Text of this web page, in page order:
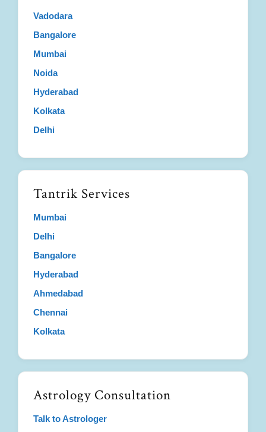
Vadodara
Bangalore
Mumbai
Noida
Hyderabad
Kolkata
Delhi
Tantrik Services
Mumbai
Delhi
Bangalore
Hyderabad
Ahmedabad
Chennai
Kolkata
Astrology Consultation
Talk to Astrologer